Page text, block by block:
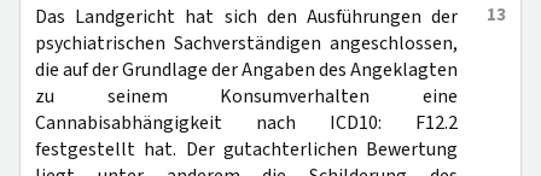
13
Das Landgericht hat sich den Ausführungen der
psychiatrischen Sachverständigen angeschlossen,
die auf der Grundlage der Angaben des Angeklagten
zu seinem Konsumverhalten eine
Cannabisabhängigkeit nach ICD10: F12.2
festgestellt hat. Der gutachterlichen Bewertung